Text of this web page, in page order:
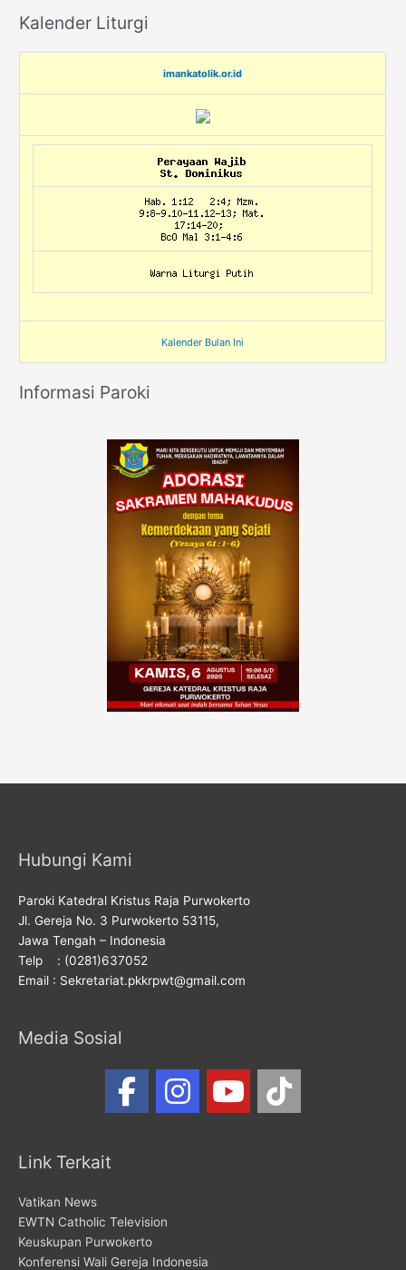
Kalender Liturgi
imankatolik.or.id
Kalender Bulan Ini
Informasi Paroki
Hubungi Kami
Paroki Katedral Kristus Raja Purwokerto
Jl. Gereja No. 3 Purwokerto 53115,
Jawa Tengah – Indonesia
Telp : (0281)637052
Email : Sekretariat.pkkrpwt@gmail.com
Media Sosial
Link Terkait
Vatikan News
EWTN Catholic Television
Keuskupan Purwokerto
Konferensi Wali Gereja Indonesia